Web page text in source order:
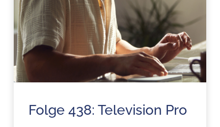
Folge 438: Television Pro